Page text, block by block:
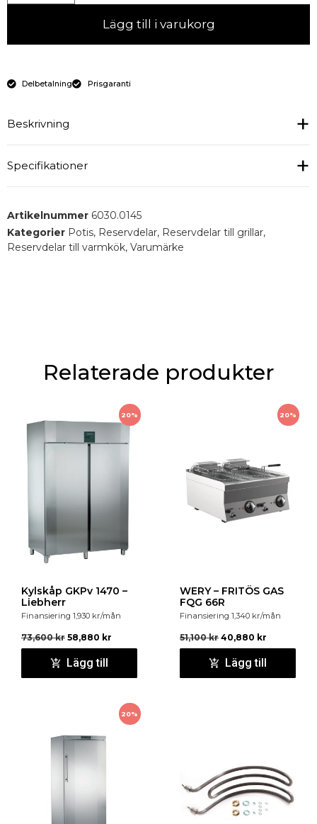
Lägg till i varukorg
Delbetalning Prisgaranti
Beskrivning
6030.0145 Grillgaller (Cwe)
Specifikationer
Vikt (g) : 115
Artikelnummer 6030.0145
Kategorier Potis, Reservdelar, Reservdelar till grillar,
Reservdelar till varmkök, Varumärke
Relaterade produkter
20%
Kylskåp GKPv 1470 –
Liebherr
Finansiering 1,930 kr/mån
73,600kr 58,880 kr
Lägg till
20%
WERY – FRITÖS GAS
FQG 66R
Finansiering 1,340 kr/mån
51,100kr 40,880 kr
Lägg till
20%